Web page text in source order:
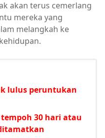
akan terus cemerlang
mereka yang
melangkah ke
lulus peruntukan
30 hari atau